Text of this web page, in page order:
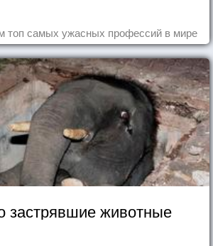
топ самых ужасных профессий в мире
застрявшие животные